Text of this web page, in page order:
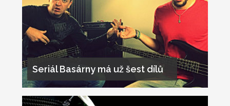
Seriál Basárny má už šest dílů